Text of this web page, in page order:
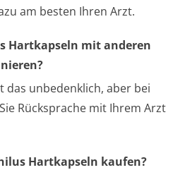
am besten Ihren Arzt.
Hartkapseln mit anderen
das unbedenklich, aber bei
Rücksprache mit Ihrem Arzt
Hartkapseln kaufen?